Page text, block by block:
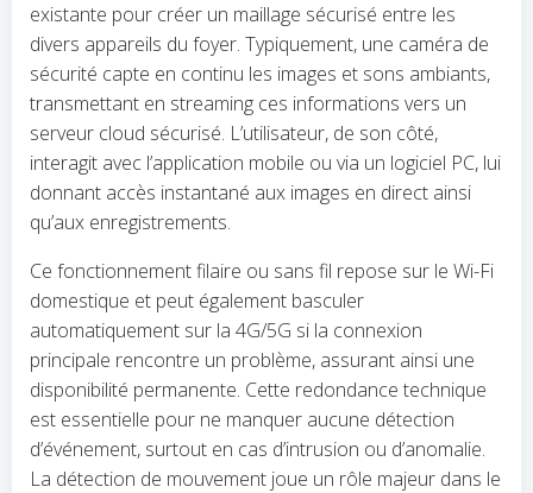
existante pour créer un maillage sécurisé entre les
divers appareils du foyer. Typiquement, une caméra de
sécurité capte en continu les images et sons ambiants,
transmettant en streaming ces informations vers un
serveur cloud sécurisé. L’utilisateur, de son côté,
interagit avec l’application mobile ou via un logiciel PC, lui
donnant accès instantané aux images en direct ainsi
qu’aux enregistrements.
Ce fonctionnement filaire ou sans fil repose sur le Wi-Fi
domestique et peut également basculer
automatiquement sur la 4G/5G si la connexion
principale rencontre un problème, assurant ainsi une
disponibilité permanente. Cette redondance technique
est essentielle pour ne manquer aucune détection
d’événement, surtout en cas d’intrusion ou d’anomalie.
La détection de mouvement joue un rôle majeur dans le